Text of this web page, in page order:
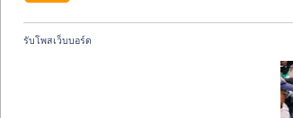
รับโพสเว็บบอร์ด